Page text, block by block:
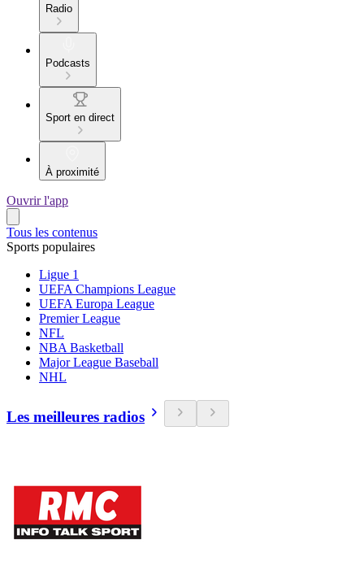
Radio
Podcasts
Sport en direct
À proximité
Ouvrir l'app
Tous les contenus
Sports populaires
Ligue 1
UEFA Champions League
UEFA Europa League
Premier League
NFL
NBA Basketball
Major League Baseball
NHL
Les meilleures radios